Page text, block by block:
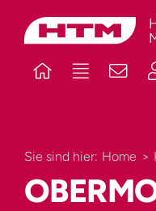
content
Sie sind hier: Home